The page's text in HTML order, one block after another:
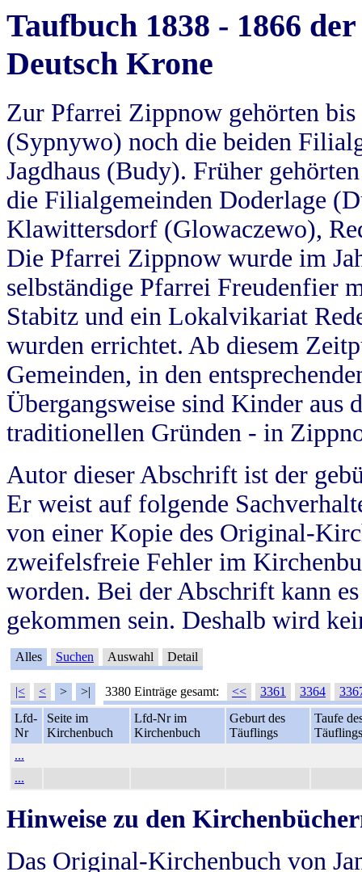
Taufbuch 1838 - 1866
Deutsch Krone
Zur Pfarrei Zippnow gehörten
(Sypnywo) noch die beiden
Jagdhaus (Budy). Früher
die Filialgemeinden Doderlage
Klawittersdorf (Glowaczewo),
Die Pfarrei Zippnow wurde im
selbständige Pfarrei Freudenfier
Stabitz und ein Lokalvikariat
wurden errichtet. Ab diesem
Gemeinden, in den
Übergangsweise sind Kinder aus
traditionellen Gründen - in
Autor dieser Abschrift ist der
Er weist auf folgende
von einer Kopie des Original-
zweifelsfreie Fehler im
worden. Bei der Abschrift kann
gekommen sein. Deshalb wird
Alles Suchen Auswahl Detail
|< < > >| 3380 Einträge gesamt: << 3361 3364
Lfd-
Nr
Seite im
Kirchenbuch
Lfd-Nr im
Kirchenbuch
Geburt des
Täuflings
Taufe
Täuflings
...
...
Hinweise zu den
Das Original-Kirchenbuch von